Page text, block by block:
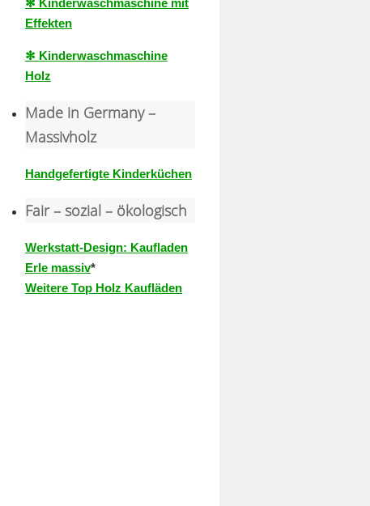
✻ Kinderwaschmaschine mit
Effekten
✻ Kinderwaschmaschine
Holz
Made in Germany –
Massivholz
Handgefertigte Kinderküchen
Fair – sozial – ökologisch
Werkstatt-Design: Kaufladen
Erle massiv*
Weitere Top Holz Kaufläden